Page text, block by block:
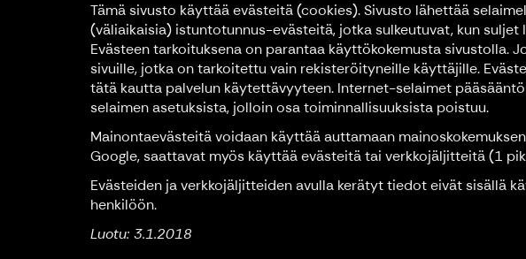
Tämä sivusto käyttää evästeitä (cookies). Sivusto lähettää
(väliaikaisia) istuntotunnus-evästeitä, jotka sulkeutuvat, kun
Evästeen tarkoituksena on parantaa käyttökokemusta sivustolla.
sivuille, jotka on tarkoitettu vain rekisteröityneille käyttäjille.
tätä kautta palvelun käytettävyyteen. Internet-selaimet
selaimen asetuksista, jolloin osa toiminnallisuuksista poistuu.
Mainontaevästeitä voidaan käyttää auttamaan
Google, saattavat myös käyttää evästeitä tai verkkojäljitteitä (1
Evästeiden ja verkkojäljitteiden avulla kerätyt tiedot eivät sisällä
henkilöön.
Luotu: 3.1.2018